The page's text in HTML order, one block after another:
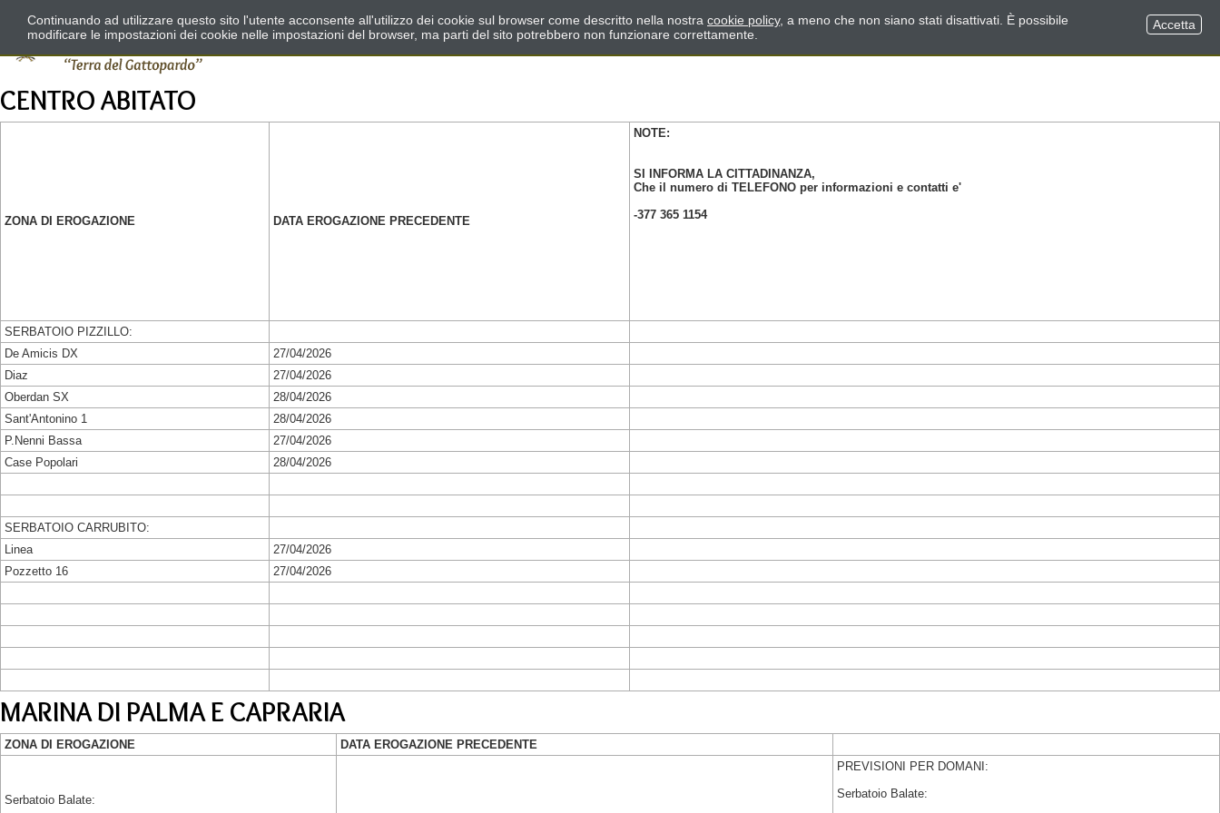
CENTRO ABITATO
ZONA DI EROGAZIONE DATA EROGAZIONE PRECEDENTE
NOTE:
SI INFORMA LA CITTADINANZA,
Che il numero di TELEFONO per informazioni e contatti e'
-377 365 1154
SERBATOIO PIZZILLO:
De Amicis DX
27/04/2026
Diaz
27/04/2026
Oberdan SX
28/04/2026
Sant'Antonino 1
28/04/2026
P.Nenni Bassa
27/04/2026
Case Popolari
28/04/2026
SERBATOIO CARRUBITO:
Linea
27/04/2026
Pozzetto 16
27/04/2026
MARINA DI PALMA E CAPRARIA
ZONA DI EROGAZIONE DATA EROGAZIONE PRECEDENTE
Serbatoio Balate:
PREVISIONI PER DOMANI:
Serbatoio Balate:
Continuando ad utilizzare questo sito l'utente acconsente all'utilizzo dei cookie sul browser come descritto nella nostra cookie policy, a meno che non siano stati disattivati. È possibile
modificare le impostazioni dei cookie nelle impostazioni del browser, ma parti del sito potrebbero non funzionare correttamente.
Accetta